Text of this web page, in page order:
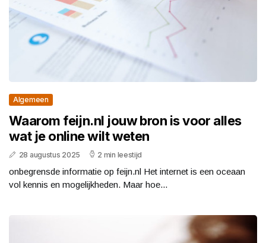
Algemeen
Waarom feijn.nl jouw bron is voor alles
wat je online wilt weten
28 augustus 2025 2 min leestijd
onbegrensde informatie op feijn.nl Het internet is een oceaan
vol kennis en mogelijkheden. Maar hoe...